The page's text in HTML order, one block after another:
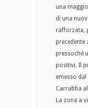
una
di una
rafforzata,
precedente
pressoché
positivi. Il
emesso
Carrabba
La zona a